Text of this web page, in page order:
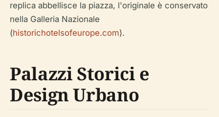
replica abbellisce la piazza, l'originale è conservato
nella Galleria Nazionale
(historichotelsofeurope.com).
Palazzi Storici e
Design Urbano